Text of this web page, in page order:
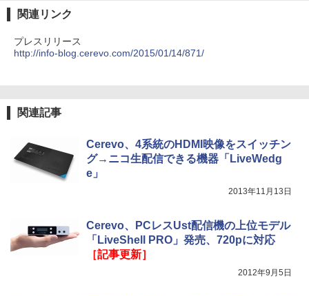
関連リンク
プレスリリース
http://info-blog.cerevo.com/2015/01/14/871/
関連記事
Cerevo、4系統のHDMI映像をスイッチン
グ→ニコ生配信できる機器「LiveWedg
e」
2013年11月13日
Cerevo、PCレスUst配信機の上位モデル
「LiveShell PRO」発売、720pに対応
［記事更新］
2012年9月5日